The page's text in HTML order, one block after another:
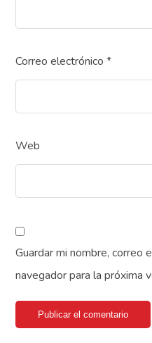
Correo electrónico*
Web
Guardar mi nombre,
navegador para la próxima
Publicar el comentario